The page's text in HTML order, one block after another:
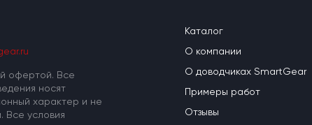
офертой. Все
носят
характер и не
Все условия
Каталог
О компании
О доводчиках SmartGear
Примеры работ
Отзывы